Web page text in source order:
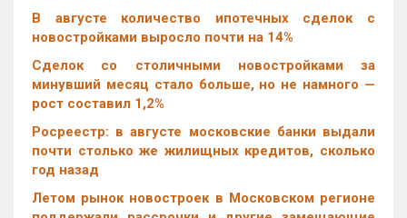
В августе количество ипотечных сделок с
новостройками выросло почти на 14%
Cделок со столичными новостройками за
минувший месяц стало больше, но не намного —
рост составил 1,2%
Росреестр: в августе московские банки выдали
почти столько же жилищных кредитов, сколько
год назад
Летом рынок новостроек в Московском регионе